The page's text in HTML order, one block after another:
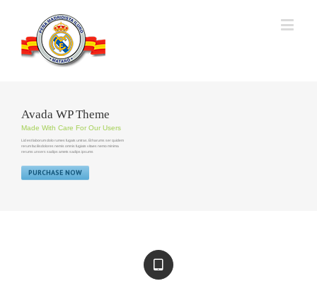
Avada WP Theme
Made With Care For Our Users
Lid est laborum dolo rumes fugats untras. Et harums ser quidem
rerum facilisdolores nemis omnis fugiats vitaes nemo minima
rerums unsers sadips amets sadips ipsums
PURCHASE NOW